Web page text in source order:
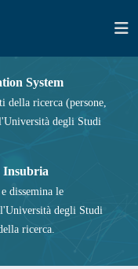
System
della ricerca (persone,
degli Studi
Insubria
dissemina le
degli Studi
ricerca.